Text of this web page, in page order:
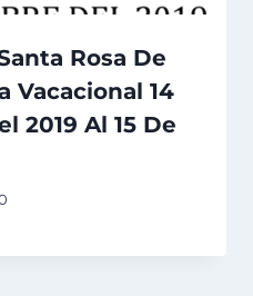
Rosa De
Vacacional 14
2019 Al 15 De